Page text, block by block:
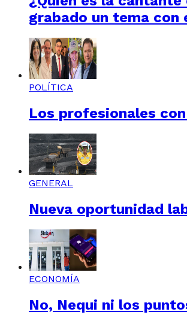
grabado un tema con
POLÍTICA
Los profesionales
GENERAL
Nueva oportunidad
ECONOMÍA
No, Nequi ni los